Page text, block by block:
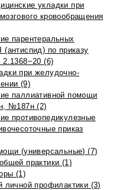
укладки при
кровообращения
парентеральных
по приказу
(6)
при желудочно-
(9)
паллиативной помощи
№187н (2)
противопедикулезные
приказ
(универсальные) (7)
практики (1)
(1)
личной профилактики (3)